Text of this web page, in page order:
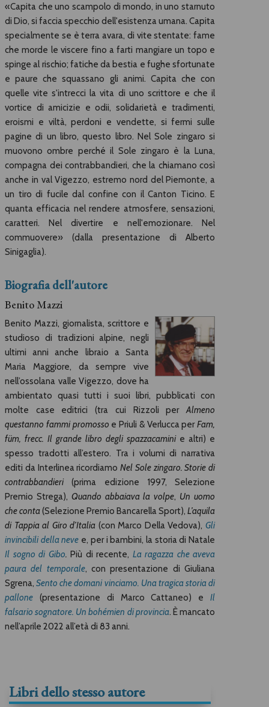
«Capita che uno scampolo di mondo, in uno starnuto
di Dio, si faccia specchio dell'esistenza umana. Capita
specialmente se è terra avara, di vite stentate: fame
che morde le viscere fino a farti mangiare un topo e
spinge al rischio; fatiche da bestia e fughe sfortunate
e paure che squassano gli animi. Capita che con
quelle vite s'intrecci la vita di uno scrittore e che il
vortice di amicizie e odii, solidarietà e tradimenti,
eroismi e viltà, perdoni e vendette, si fermi sulle
pagine di un libro, questo libro. Nel Sole zingaro si
muovono ombre perché il Sole zingaro è la Luna,
compagna dei contrabbandieri, che la chiamano così
anche in val Vigezzo, estremo nord del Piemonte, a
un tiro di fucile dal confine con il Canton Ticino. E
quanta efficacia nel rendere atmosfere, sensazioni,
caratteri. Nel divertire e nell'emozionare. Nel
commuovere» (dalla presentazione di Alberto
Sinigaglia).
Biografia dell'autore
Benito Mazzi
Benito Mazzi, giornalista, scrittore e
studioso di tradizioni alpine, negli
ultimi anni anche libraio a Santa
Maria Maggiore, da sempre vive
nell’ossolana valle Vigezzo, dove ha
ambientato quasi tutti i suoi libri, pubblicati con
molte case editrici (tra cui Rizzoli per Almeno
questanno fammi promosso e Priuli & Verlucca perFam,
füm, frecc. Il grande libro degli spazzacaminie altri) e
spesso tradotti all’estero. Tra i volumi di narrativa
editi da Interlinea ricordiamo Nel Sole zingaro. Storie di
contrabbandieri(prima edizione 1997, Selezione
Premio Strega), Quando abbaiava la volpe, Un uomo
che conta(Selezione Premio Bancarella Sport), L’aquila
di Tappia al Giro d’Italia (con Marco Della Vedova),Gli
invincibili della neve e, per i bambini, la storia di Natale
Il sogno di Gibo. Più di recente, La ragazza che aveva
paura del temporale, con presentazione di Giuliana
Sgrena,Sento che domani vinciamo. Una tragica storia di
pallone (presentazione di Marco Cattaneo) e Il
falsario sognatore. Un bohémien di provincia. È mancato
nell’aprile 2022 all’età di 83 anni.
Libri dello stesso autore